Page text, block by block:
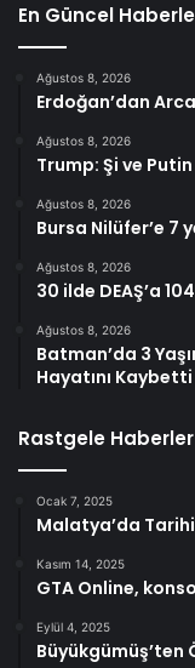
En Güncel
Ağustos 8, 2026
Erdoğan’dan
Ağustos 8, 2026
Trump: Şi ve
Ağustos 8, 2026
Bursa Nilüfer’e 7
Ağustos 8, 2026
30 ilde DEAŞ’a
Ağustos 8, 2026
Batman’da 3
Hayatını Kaybetti
Rastgele Haberler
Ocak 7, 2025
Malatya’da
Kasım 14, 2025
GTA Online,
Eylül 4, 2025
Büyükgümüş’ten